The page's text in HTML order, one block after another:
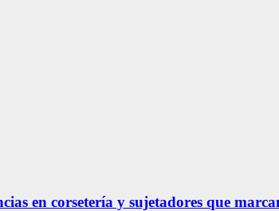
en corsetería y sujetadores que